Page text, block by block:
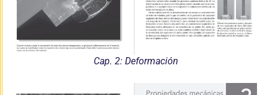
Cap. 2: Deformación